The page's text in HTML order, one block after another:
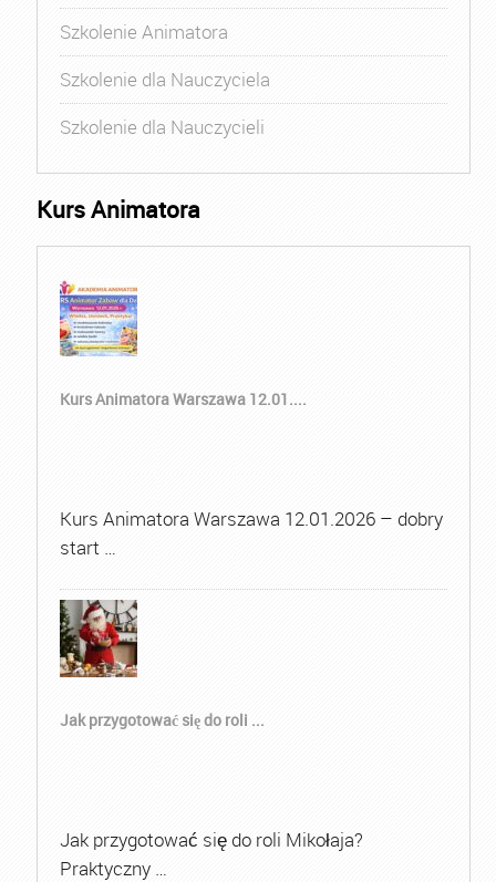
Szkolenie Animatora
Szkolenie dla Nauczyciela
Szkolenie dla Nauczycieli
Kurs Animatora
Kurs Animatora Warszawa 12.01....
Kurs Animatora Warszawa 12.01.2026 – dobry
start …
Jak przygotować się do roli ...
Jak przygotować się do roli Mikołaja?
Praktyczny …